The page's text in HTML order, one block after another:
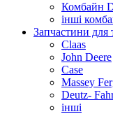
Комбайн
інші
Запчастини для
Claas
John Deere
Case
Massey
Deutz-
інші